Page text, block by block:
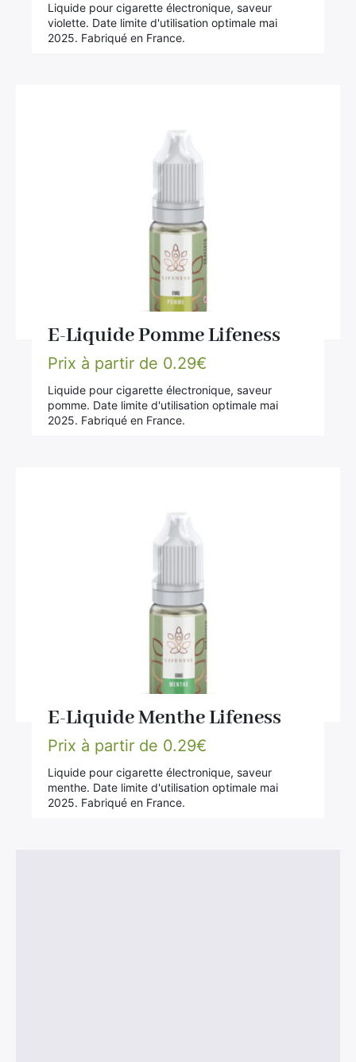
Liquide pour cigarette électronique, saveur
violette. Date limite d'utilisation optimale mai
2025. Fabriqué en France.
E-Liquide Pomme Lifeness
Prix à partir de 0.29€
Liquide pour cigarette électronique, saveur
pomme. Date limite d'utilisation optimale mai
2025. Fabriqué en France.
E-Liquide Menthe Lifeness
Prix à partir de 0.29€
Liquide pour cigarette électronique, saveur
menthe. Date limite d'utilisation optimale mai
2025. Fabriqué en France.